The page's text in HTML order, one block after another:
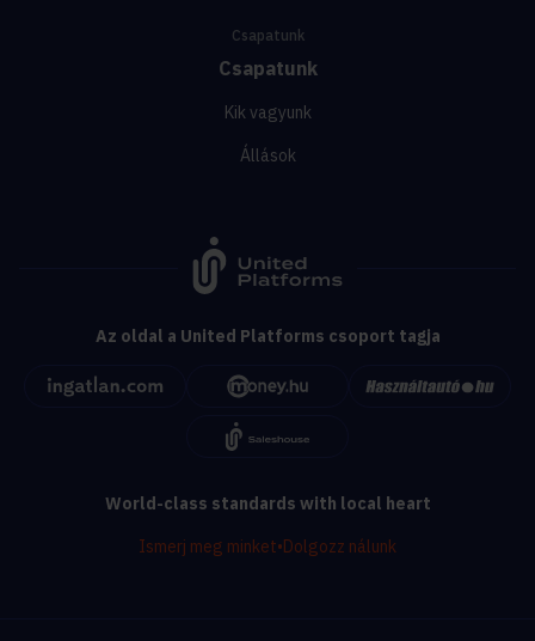
Csapatunk
Csapatunk
Kik vagyunk
Állások
Az oldal a United Platforms csoport tagja
World-class standards with local heart
Ismerj meg minket•Dolgozz nálunk